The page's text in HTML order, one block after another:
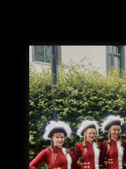
u
–
T
u
r
n
i
e
r